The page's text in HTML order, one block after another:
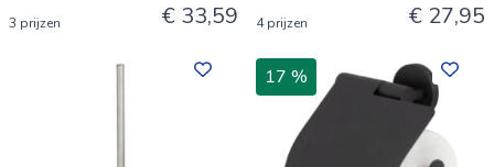
3 prijzen € 33,59 4 prijzen € 27,95
17 %